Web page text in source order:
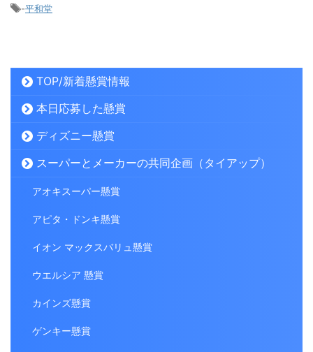
-平和堂
TOP/新着懸賞情報
本日応募した懸賞
ディズニー懸賞
スーパーとメーカーの共同企画（タイアップ）
アオキスーパー懸賞
アピタ・ドンキ懸賞
イオン マックスバリュ懸賞
ウエルシア 懸賞
カインズ懸賞
ゲンキー懸賞